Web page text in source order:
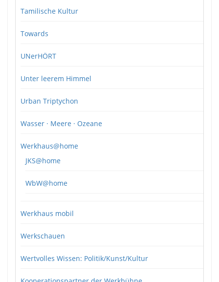
Tamilische Kultur
Towards
UNerHÖRT
Unter leerem Himmel
Urban Triptychon
Wasser · Meere · Ozeane
Werkhaus@home
JKS@home
WbW@home
Werkhaus mobil
Werkschauen
Wertvolles Wissen: Politik/Kunst/Kultur